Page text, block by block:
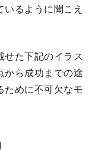
るように聞こえ
せた下記のイラス
から成功までの途
ために不可欠なモ